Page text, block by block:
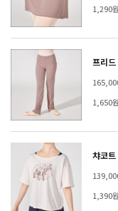
1,290
프리
1,650
챠코
1,390